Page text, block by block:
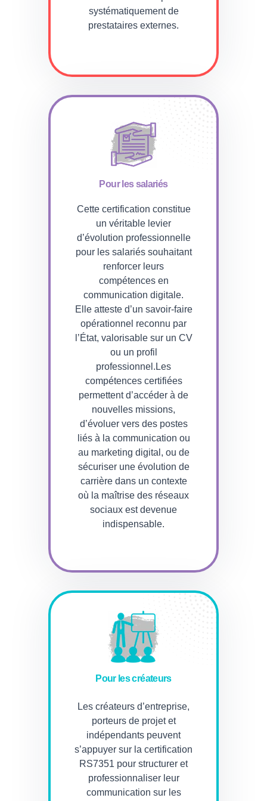
systématiquement de
prestataires externes.
Pour les salariés
Cette certification constitue
un véritable levier
d’évolution professionnelle
pour les salariés souhaitant
renforcer leurs
compétences en
communication digitale.
Elle atteste d’un savoir-faire
opérationnel reconnu par
l’État, valorisable sur un CV
ou un profil
professionnel.Les
compétences certifiées
permettent d’accéder à de
nouvelles missions,
d’évoluer vers des postes
liés à la communication ou
au marketing digital, ou de
sécuriser une évolution de
carrière dans un contexte
où la maîtrise des réseaux
sociaux est devenue
indispensable.
Pour les créateurs
Les créateurs d’entreprise,
porteurs de projet et
indépendants peuvent
s’appuyer sur la certification
RS7351 pour structurer et
professionnaliser leur
communication sur les